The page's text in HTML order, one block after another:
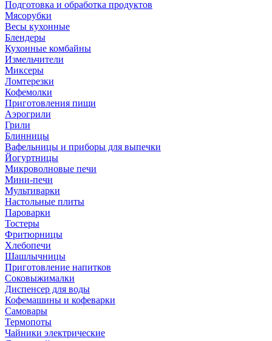
Подготовка и обработка продуктов
Мясорубки
Весы кухонные
Блендеры
Кухонные комбайны
Измельчители
Миксеры
Ломтерезки
Кофемолки
Приготовления пищи
Аэрогрили
Грили
Блинницы
Вафельницы и приборы для выпечки
Йогуртницы
Микроволновые печи
Мини-печи
Мультиварки
Настольные плиты
Пароварки
Тостеры
Фритюрницы
Хлебопечи
Шашлычницы
Приготовление напитков
Соковыжималки
Диспенсер для воды
Кофемашины и кофеварки
Самовары
Термопоты
Чайники электрические